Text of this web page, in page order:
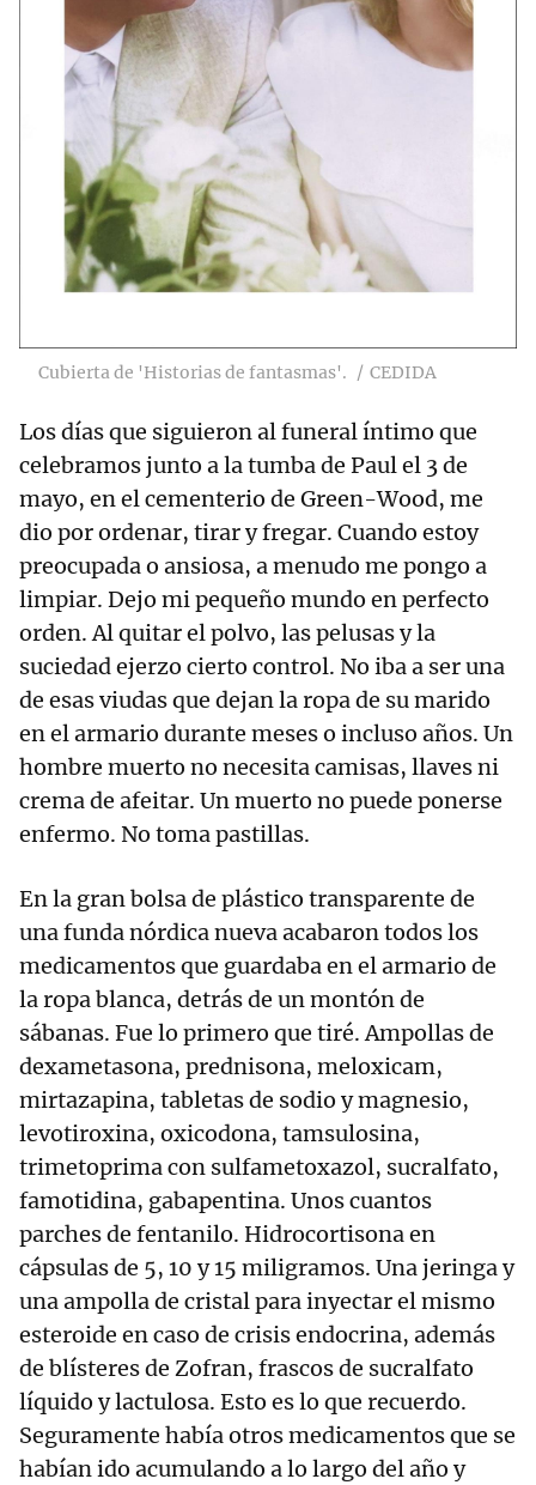
Cubierta de 'Historias de fantasmas'. CEDIDA
Los días que siguieron al funeral íntimo que
celebramos junto a la tumba de Paul el 3 de
mayo, en el cementerio de Green-Wood, me
dio por ordenar, tirar y fregar. Cuando estoy
preocupada o ansiosa, a menudo me pongo a
limpiar. Dejo mi pequeño mundo en perfecto
orden. Al quitar el polvo, las pelusas y la
suciedad ejerzo cierto control. No iba a ser una
de esas viudas que dejan la ropa de su marido
en el armario durante meses o incluso años. Un
hombre muerto no necesita camisas, llaves ni
crema de afeitar. Un muerto no puede ponerse
enfermo. No toma pastillas.
En la gran bolsa de plástico transparente de
una funda nórdica nueva acabaron todos los
medicamentos que guardaba en el armario de
la ropa blanca, detrás de un montón de
sábanas. Fue lo primero que tiré. Ampollas de
dexametasona, prednisona, meloxicam,
mirtazapina, tabletas de sodio y magnesio,
levotiroxina, oxicodona, tamsulosina,
trimetoprima con sulfametoxazol, sucralfato,
famotidina, gabapentina. Unos cuantos
parches de fentanilo. Hidrocortisona en
cápsulas de 5, 10 y 15 miligramos. Una jeringa y
una ampolla de cristal para inyectar el mismo
esteroide en caso de crisis endocrina, además
de blísteres de Zofran, frascos de sucralfato
líquido y lactulosa. Esto es lo que recuerdo.
Seguramente había otros medicamentos que se
habían ido acumulando a lo largo del año y